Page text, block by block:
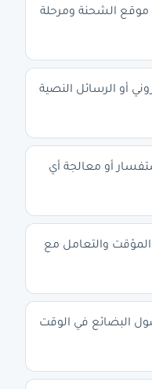
موقع الشحنة ومرحلة
أو الرسائل النصية
أو معالجة أي
والتعامل مع
البضائع في الوقت